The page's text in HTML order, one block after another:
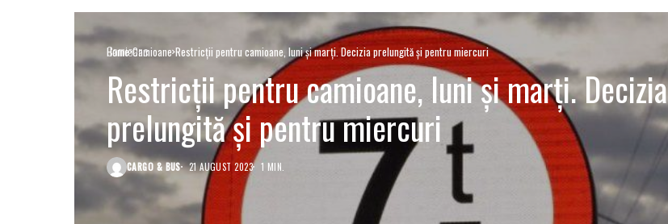
Home Camioane Restricții pentru camioane, luni și marți. Decizia prelungită și pentru miercuri
Camioane
Restricții pentru camioane, luni și marți. Decizia
prelungită și pentru miercuri
CARGO & BUS 21 AUGUST 2023 1 MIN.